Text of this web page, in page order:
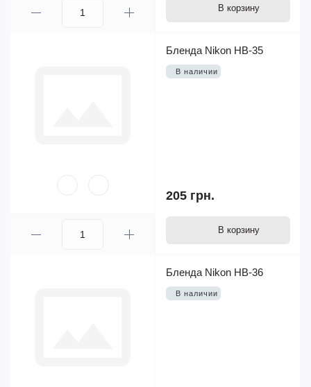
В корзину
Бленда Nikon HB-35
В наличии
205 грн.
В корзину
Бленда Nikon HB-36
В наличии